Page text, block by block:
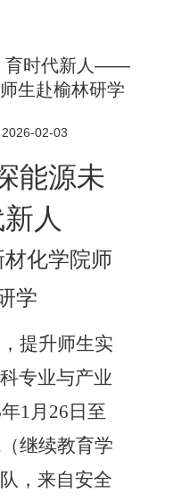
育时代新人——
生赴榆林研学
02-03
能源未
人
化学院师
学
提升师生实
专业与产业
1月26日至
继续教育学
，来自安全